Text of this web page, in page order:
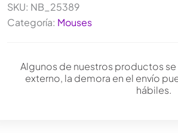
SKU: NB_25389
Categoría: Mouses
Algunos de nuestros productos
externo, la demora en el envío
hábiles.